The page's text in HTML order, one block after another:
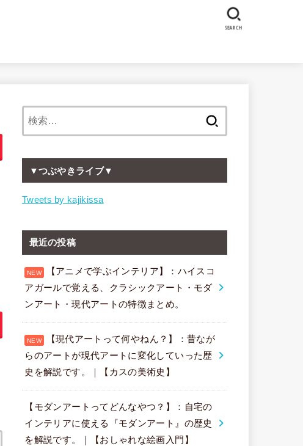
SEARCH
▼つぶやきライブ▼
Tweets by kajikissa
最近の投稿
【アニメで学ぶインテリア】：ハイスコ
アガールで覚える、クラシックアート・モダ
ンアート・現代アートの特徴まとめ。
【現代アートって何やねん？】：昔なが
らのアートが現代アートに変化していった歴
史を解説です。｜【カスの美術史】
【モダンアートってどんなやつ？】：自宅の
インテリアに使える『モダンアート』の歴史
を解説です。｜【おしゃれな絵画入門】